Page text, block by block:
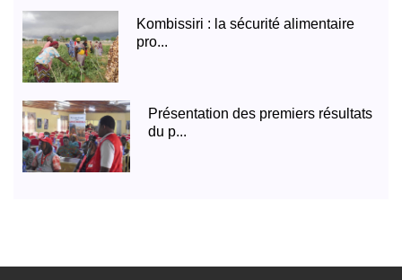
Kombissiri : la sécurité alimentaire
pro...
Présentation des premiers résultats
du p...